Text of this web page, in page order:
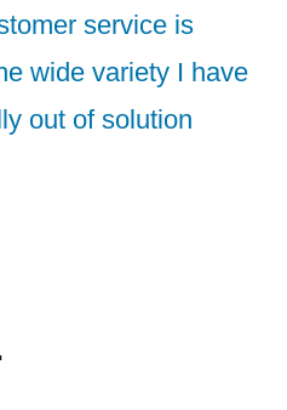
service is
wide variety I have
out of solution